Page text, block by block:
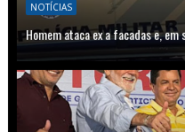
NOTÍCIAS
Homem ataca ex a facadas e,